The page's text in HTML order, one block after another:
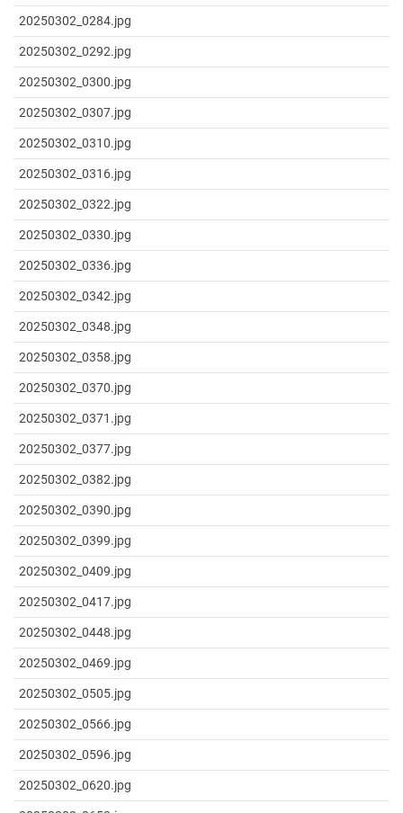
20250302_0284.jpg
20250302_0292.jpg
20250302_0300.jpg
20250302_0307.jpg
20250302_0310.jpg
20250302_0316.jpg
20250302_0322.jpg
20250302_0330.jpg
20250302_0336.jpg
20250302_0342.jpg
20250302_0348.jpg
20250302_0358.jpg
20250302_0370.jpg
20250302_0371.jpg
20250302_0377.jpg
20250302_0382.jpg
20250302_0390.jpg
20250302_0399.jpg
20250302_0409.jpg
20250302_0417.jpg
20250302_0448.jpg
20250302_0469.jpg
20250302_0505.jpg
20250302_0566.jpg
20250302_0596.jpg
20250302_0620.jpg